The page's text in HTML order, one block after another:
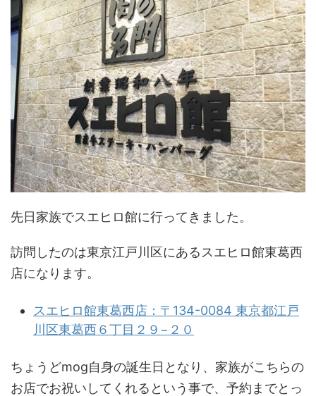
先日家族でスエヒロ館に行ってきました。
訪問したのは東京江戸川区にあるスエヒロ館東葛西
店になります。
スエヒロ館東葛西店：〒134-0084 東京都江戸
川区東葛西６丁目２９−２０
ちょうどmog自身の誕生日となり、家族がこちらの
お店でお祝いしてくれるという事で、予約までとっ